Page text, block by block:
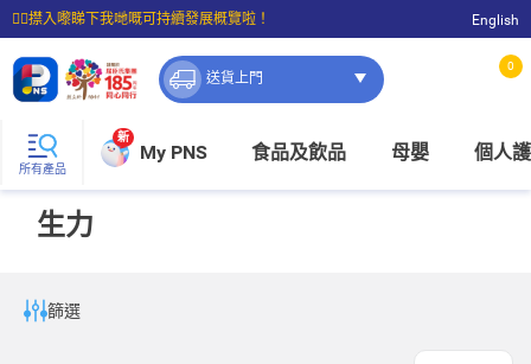
☝🏼㩒入嚟睇下我哋嘅可持續發展概覽啦！
⭐購物滿$399即享免費送貨；滿$100即可免費店取。
English
送貨上門
0
所有產品
新
My PNS 食品及飲品 母嬰 個人
生力
篩選